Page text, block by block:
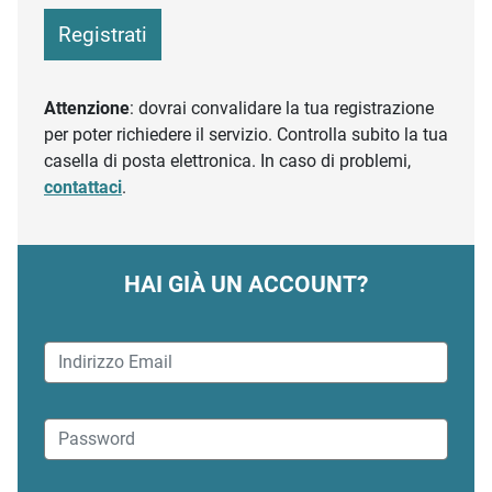
Registrati
Attenzione: dovrai convalidare la tua registrazione
per poter richiedere il servizio. Controlla subito la tua
casella di posta elettronica. In caso di problemi,
contattaci.
HAI GIÀ UN ACCOUNT?